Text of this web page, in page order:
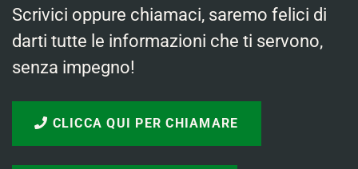
Scrivici oppure chiamaci, saremo felici di
darti tutte le informazioni che ti servono,
senza impegno!
CLICCA QUI PER CHIAMARE